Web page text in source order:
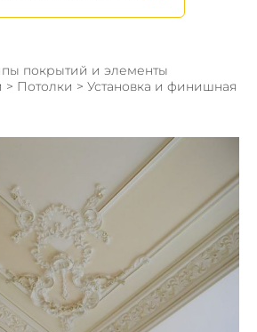
покрытий и элементы
> Потолки > Установка и финишная